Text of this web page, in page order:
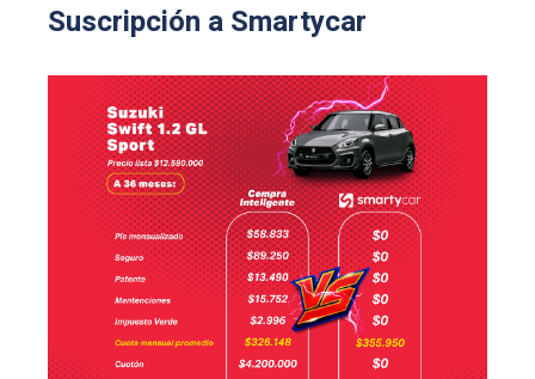
Suscripción a Smartycar